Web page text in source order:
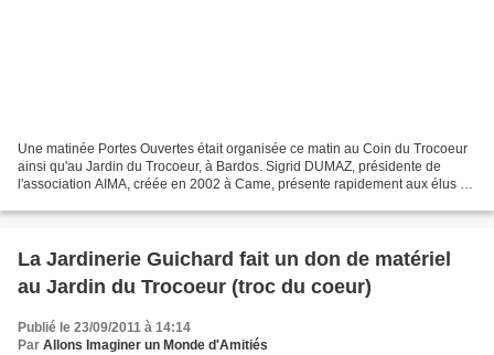
Une matinée Portes Ouvertes était organisée ce matin au Coin du Trocoeur
ainsi qu'au Jardin du Trocoeur, à Bardos. Sigrid DUMAZ, présidente de
l'association AIMA, créée en 2002 à Came, présente rapidement aux élus ou
La Jardinerie Guichard fait un don de matériel
au Jardin du Trocoeur (troc du coeur)
Publié le 23/09/2011 à 14:14
Par Allons Imaginer un Monde d'Amitiés